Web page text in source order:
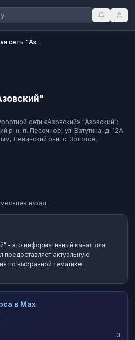
Курортная сеть "Азовский"
сети «Азовский» "Азовский":
р-н, п. Песочное, ул. Ватутина, д. 12А
Ленинский р-н, с. Золотое
назад
- это информативный канал для
предоставляет актуальную
по выбранной тематике.
в Max
3